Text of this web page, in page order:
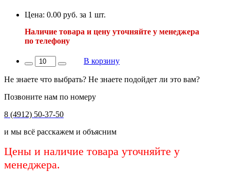
Цена: 0.00 руб. за 1 шт.
Наличие товара и цену уточняйте у менеджера
по телефону
В корзину
Не знаете что выбрать? Не знаете подойдет ли это вам?
Позвоните нам по номеру
8 (4912) 50-37-50
и мы всё расскажем и объясним
Цены и наличие товара уточняйте у
менеджера.